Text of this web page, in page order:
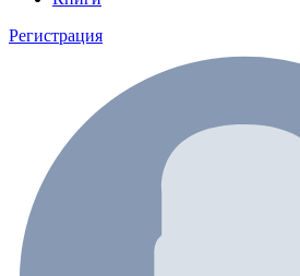
Регистрация